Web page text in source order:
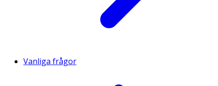
Vanliga frågor